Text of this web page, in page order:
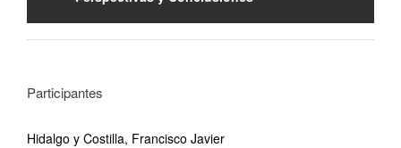
Participantes
Hidalgo y Costilla, Francisco Javier